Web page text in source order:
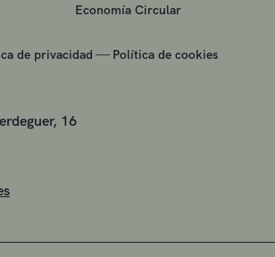
Economía Circular
de privacidad — Política de cookies
16